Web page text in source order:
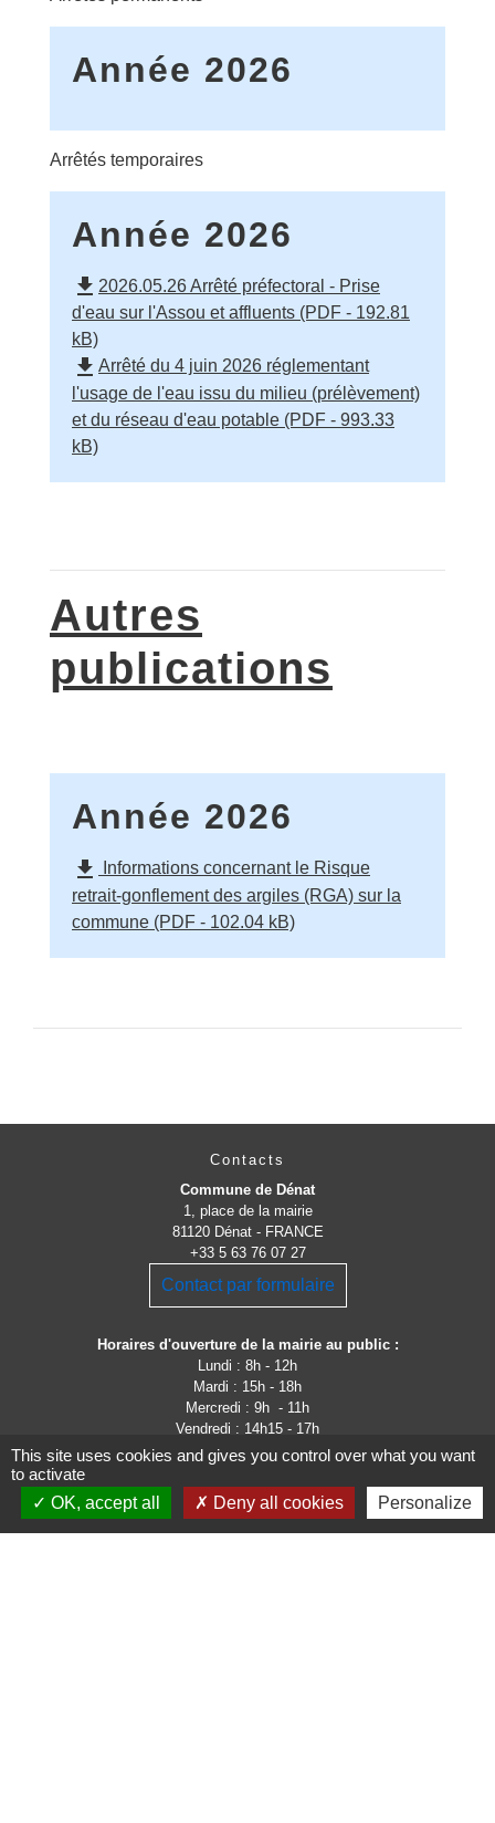
Année 2026
Arrêtés temporaires
Année 2026
file_download 2026.05.26 Arrêté préfectoral - Prise
d'eau sur l'Assou et affluents (PDF - 192.81
kB)
file_download Arrêté du 4 juin 2026 réglementant
l'usage de l'eau issu du milieu (prélèvement)
et du réseau d'eau potable (PDF - 993.33
kB)
Autres
publications
Année 2026
file_download
Informations concernant le Risque
retrait-gonflement des argiles (RGA) sur la
commune (PDF - 102.04 kB)
Contacts
Commune de Dénat
1, place de la mairie
81120 Dénat - FRANCE
+33 5 63 76 07 27
Contact par formulaire
Horaires d'ouverture de la mairie au public :
Lundi : 8h - 12h
Mardi : 15h - 18h
Mercredi : 9h - 11h
Vendredi : 14h15 - 17h
This site uses cookies and gives you control over what you want
to activate
OK, accept all
Deny all cookies Personalize